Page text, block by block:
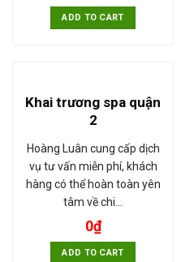
ADD TO CART
Khai trương spa quận
2
Hoàng Luân cung cấp dịch
vụ tư vấn miễn phí, khách
hàng có thể hoàn toàn yên
tâm về chi…
0₫
ADD TO CART